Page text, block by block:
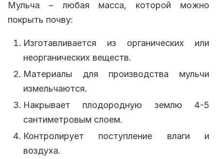
Мульча – любая масса, которой можно
покрыть почву:
Изготавливается из органических или
неорганических веществ.
Материалы для производства мульчи
измельчаются.
Накрывает плодородную землю 4-5
сантиметровым слоем.
Контролирует поступление влаги и
воздуха.